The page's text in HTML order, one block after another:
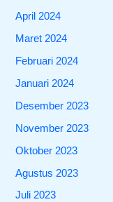
April 2024
Maret 2024
Februari 2024
Januari 2024
Desember 2023
November 2023
Oktober 2023
Agustus 2023
Juli 2023